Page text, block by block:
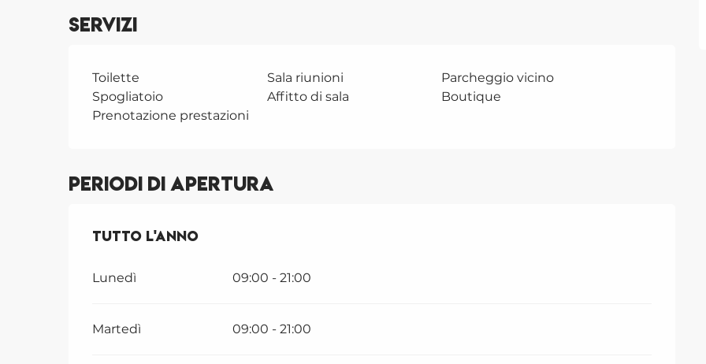
Servizi
Toilette Sala riunioni
Parcheggio vicino
Spogliatoio
Affitto di sala
Boutique
Prenotazione prestazioni
Periodi di apertura
Tutto l'anno
Tutto l'anno
Lunedì 09:00 - 21:00
Martedì 09:00 - 21:00